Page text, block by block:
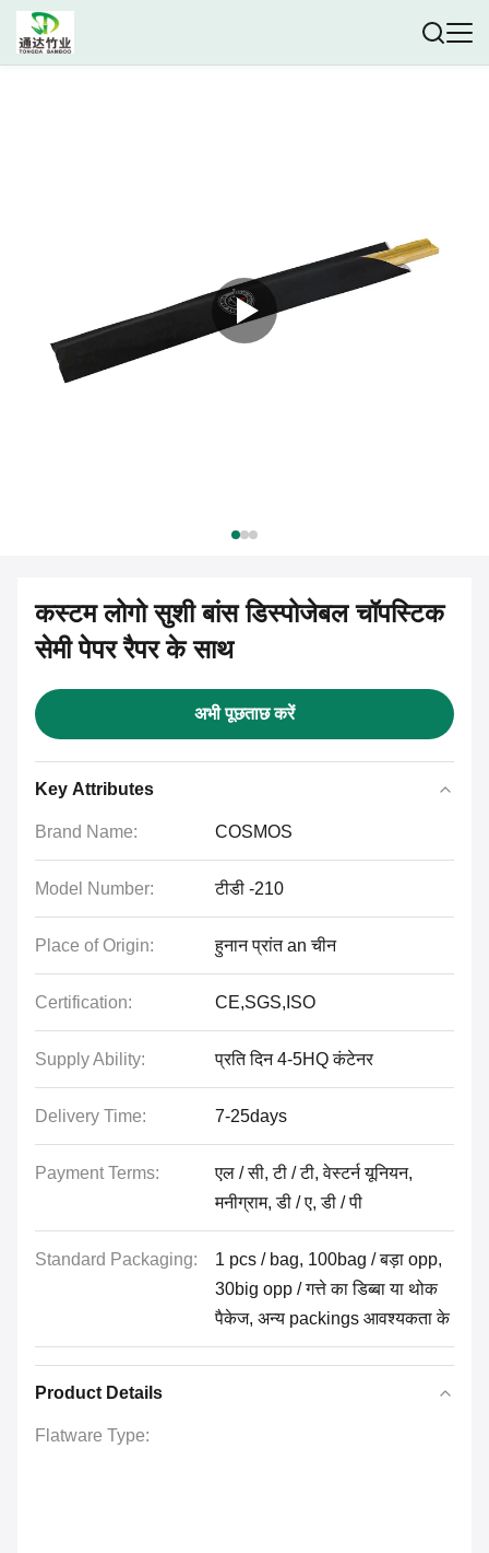
कस्टम लोगो सुशी बांस डिस्पोजेबल चॉपस्टिक
सेमी पेपर रैपर के साथ
अभी पूछताछ करें
Key Attributes
Brand Name: COSMOS
Model Number: टीडी -210
Place of Origin: हुनान प्रांत an चीन
Certification: CE,SGS,ISO
Supply Ability: प्रति दिन 4-5HQ कंटेनर
Delivery Time: 7-25days
Payment Terms:
एल / सी, टी / टी, वेस्टर्न यूनियन,
मनीग्राम, डी / ए, डी / पी
Standard Packaging:
1 pcs / bag, 100bag / बड़ा opp,
30big opp / गत्ते का डिब्बा या थोक
पैकेज, अन्य packings आवश्यकता के
Product Details
Flatware Type: